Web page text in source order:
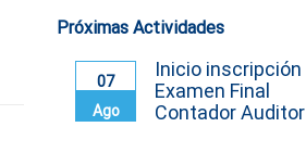
Próximas Actividades
07
Ago
Inicio inscripción
Examen Final
Contador Auditor